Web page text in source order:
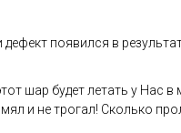
по­явил­ся в
шар бу­дет ле­тать у Нас в
и не тро­гал! Сколь­ко